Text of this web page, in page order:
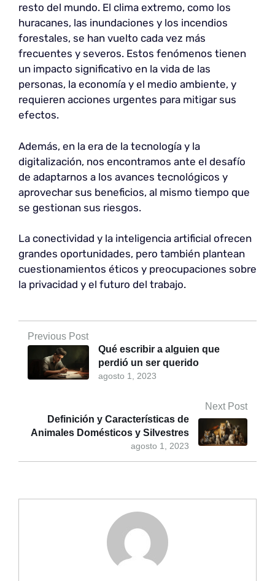
resto del mundo. El clima extremo, como los
huracanes, las inundaciones y los incendios
forestales, se han vuelto cada vez más
frecuentes y severos. Estos fenómenos tienen
un impacto significativo en la vida de las
personas, la economía y el medio ambiente, y
requieren acciones urgentes para mitigar sus
efectos.
Además, en la era de la tecnología y la
digitalización, nos encontramos ante el desafío
de adaptarnos a los avances tecnológicos y
aprovechar sus beneficios, al mismo tiempo que
se gestionan sus riesgos.
La conectividad y la inteligencia artificial ofrecen
grandes oportunidades, pero también plantean
cuestionamientos éticos y preocupaciones sobre
la privacidad y el futuro del trabajo.
Previous Post
agosto 1, 2023
Qué escribir a alguien que
perdió un ser querido
Next Post
agosto 1, 2023
Definición y Características de
Animales Domésticos y Silvestres